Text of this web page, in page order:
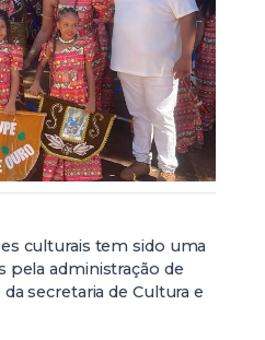
culturais tem sido uma
pela administração de
secretaria de Cultura e